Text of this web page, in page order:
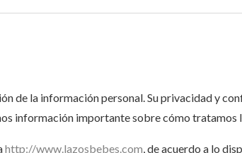
de la información personal. Su privacidad y
información importante sobre cómo tratamos
http://www.lazosbebes.com, de acuerdo a lo